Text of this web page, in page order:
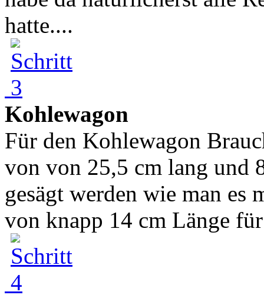
hatte....
Kohlewagon
Für den Kohlewagon
von von 25,5 cm lang und
gesägt werden wie man es
von knapp 14 cm Länge